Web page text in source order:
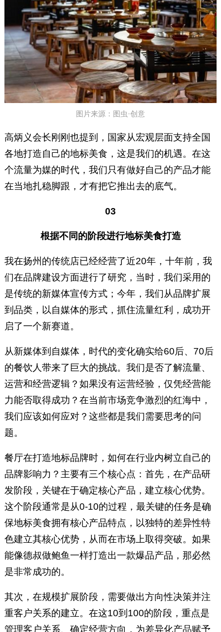
图片来源：图虫·创意
高炳义会长刚刚也提到，国家从宏观层面支持全国
各地打造自己的地标美食，这是我们的机遇。在这
个流量为媒的时代，我们只有做好自己的产品才能
在当地扎稳脚跟，才有把它推出去的底气。
03
根据不同的阶段进行地标美食打造
我在扬州的传统店已经经营了近20年，十年前，我
们在品牌建设方面进行了研究，当时，我们采用的
是传统的新媒体宣传方式；今年，我们从品牌扩展
到品类，以自媒体的形式，抓住流量红利，成功开
启了一个新赛道。
从新媒体到自媒体，时代的变化确实给60后、70后
的餐饮人带来了巨大的挑战。我们是否了解流量、
运营和经营逻辑？如果没有运营经验，仅凭经营能
力能否取得成功？在当前市场竞争激烈的红海中，
我们应该如何应对？这些都是我们需要思考的问
题。
餐厅在打造地标品牌时，如何在行业内树立自己的
品牌影响力？主要有三个核心点：首先，在产品研
发阶段，关键在于确定核心产品，建立核心优势。
这个阶段通常是从0-10的过程，最关键的任务是确
保地标美食拥有核心产品特点，以独特的差异性特
色建立其核心优势，从而在市场上取得突破。如果
能像德叔做鲍鱼一样打造出一款爆品产品，那必然
是非常成功的。
其次，在规模扩展阶段，需要做出方向性决策并注
重客户关系的建立。在这10到100的阶段，重点是
管理客户关系、确定经营方向，为差异化产品赋予